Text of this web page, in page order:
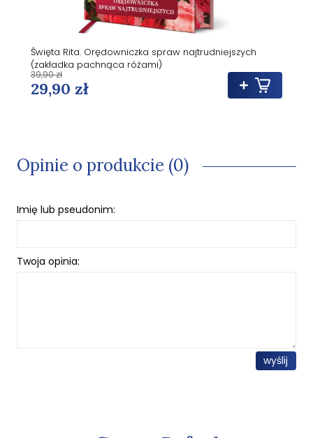
Święta Rita. Orędowniczka spraw najtrudniejszych
(zakładka pachnąca różami)
29,90 zł
39,90 zł
Opinie o produkcie (0)
Imię lub pseudonim:
Twoja opinia:
wyślij